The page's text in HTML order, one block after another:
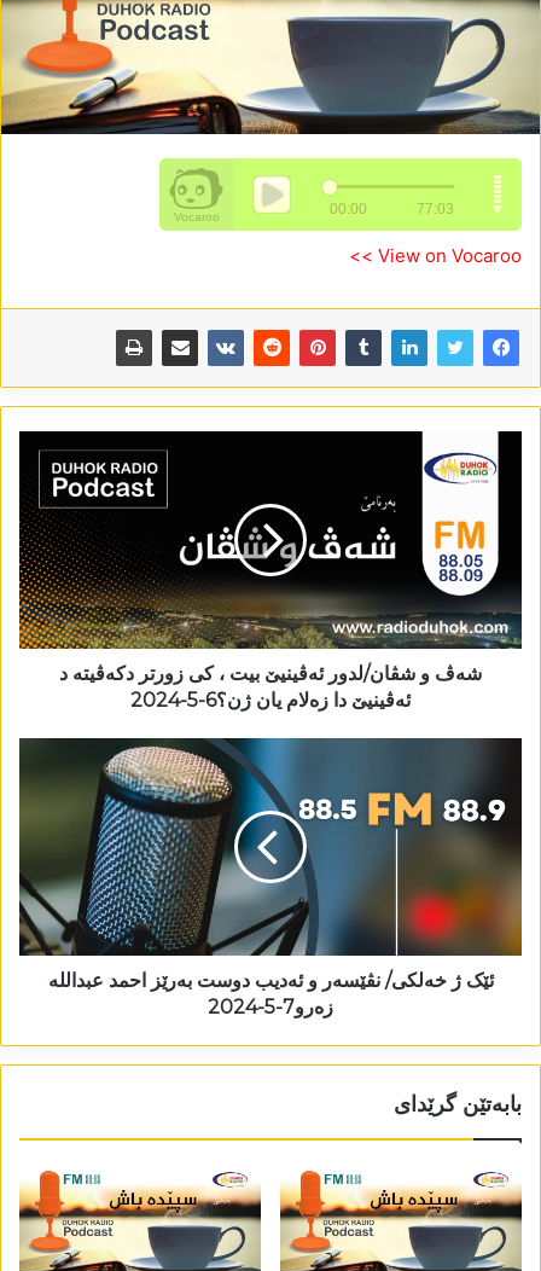
View on Vocaroo >>
شەڤ و شڤان/لدور ئەڤینیێ بیت ، کی زورتر دکەڤیتە د
ئەڤینیێ دا زەلام یان ژن؟6-5-2024
ئێک ژ خەلکی/ نڤێسەر و ئەدیب دوست بەرێز احمد عبداللە
زەرو7-5-2024
بابەتێن گرێدای